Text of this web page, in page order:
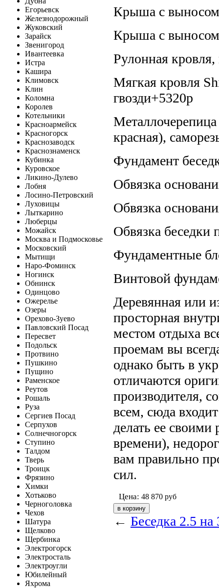
Егорьевск
Железнодорожный
Жуковский
Зарайск
Звенигород
Ивантеевка
Истра
Кашира
Климовск
Клин
Коломна
Королев
Котельники
Красноармейск
Красногорск
Краснозаводск
Краснознаменск
Кубинка
Куровское
Ликино-Дулево
Лобня
Лосино-Петровский
Луховицы
Лыткарино
Люберцы
Можайск
Москва и Подмосковье
Московский
Мытищи
Наро-Фоминск
Ногинск
Обнинск
Одинцово
Ожерелье
Озеры
Орехово-Зуево
Павловский Посад
Пересвет
Подольск
Протвино
Пушкино
Пущино
Раменское
Реутов
Рошаль
Руза
Сергиев Посад
Серпухов
Солнечногорск
Ступино
Талдом
Тверь
Троицк
Фрязино
Химки
Хотьково
Черноголовка
Чехов
Шатура
Щелково
Щербинка
Электрогорск
Электросталь
Электроугли
Юбилейный
Яхрома
Крыша с
Крыша с
Рулонная кровля,
Мягкая кровля
гвозди+5320р
красная),
Фундамент
Обвязка
Обвязка
Обвязка беседки
Фундаментные
Винтовой
Деревянная или
просторная
местом отдыха
проемам вы
однако быть в
отличаются
производителя,
всем, сюда
делать ее своими
времени),
вам правильно
сил.
Цена: 48 870 руб
← Беседка 2.5 на